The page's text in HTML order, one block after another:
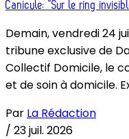
Canicule: “Sur le ring
Demain, vendredi 24
tribune exclusive de
Collectif Domicile, le
et de soin à domicile.
Par La Rédaction
/ 23 juil. 2026